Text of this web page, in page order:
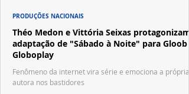
Théo Medon e Vittória Seixas protagonizam
adaptação de "Sábado à Noite" para Gloob e
Globoplay
Fenômeno da internet vira série e emociona a própria
autora nos bastidores
PRODUÇÕES NACIONAIS